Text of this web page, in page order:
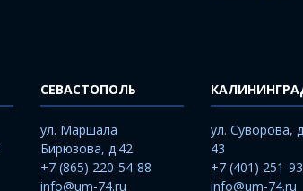
СЕВАСТОПОЛЬ
ул. Маршала
Бирюзова, д.42
+7 (865) 220-54-88
info@um-74.ru
ул. Суворова,
43
+7 (401) 251-
info@um-74.ru